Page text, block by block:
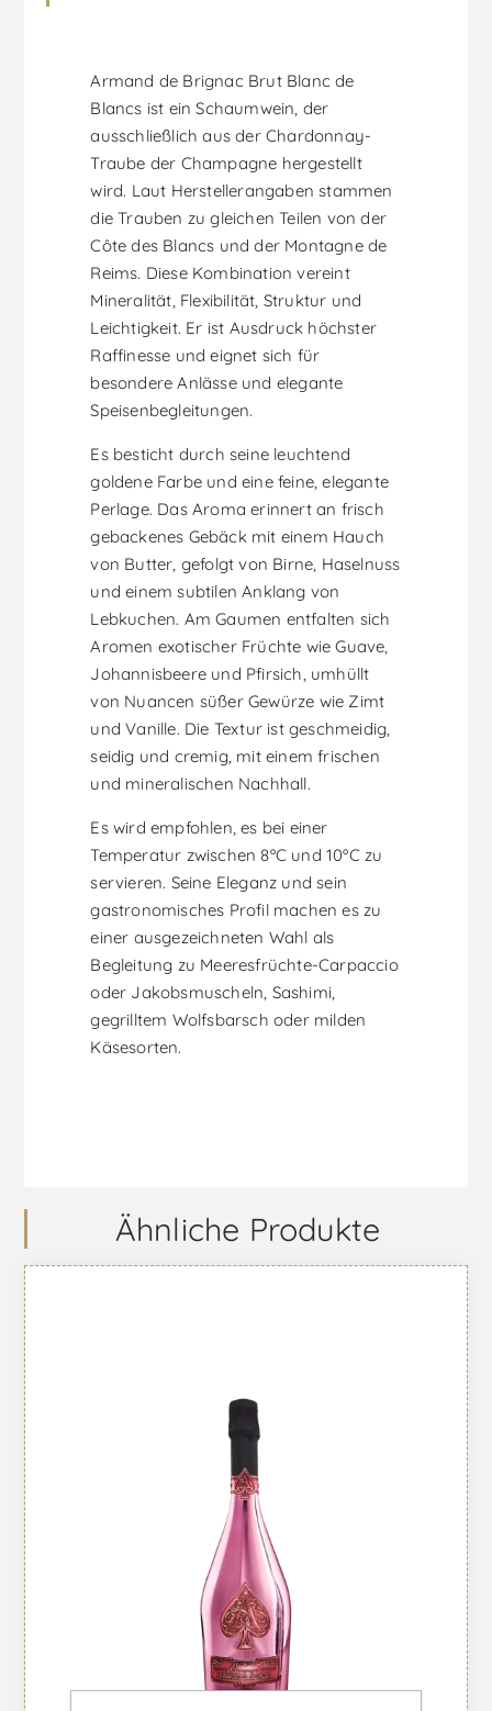
Armand de Brignac Brut Blanc de
Blancs ist ein Schaumwein, der
ausschließlich aus der Chardonnay-
Traube der Champagne hergestellt
wird. Laut Herstellerangaben stammen
die Trauben zu gleichen Teilen von der
Côte des Blancs und der Montagne de
Reims. Diese Kombination vereint
Mineralität, Flexibilität, Struktur und
Leichtigkeit. Er ist Ausdruck höchster
Raffinesse und eignet sich für
besondere Anlässe und elegante
Speisenbegleitungen.
Es besticht durch seine leuchtend
goldene Farbe und eine feine, elegante
Perlage. Das Aroma erinnert an frisch
gebackenes Gebäck mit einem Hauch
von Butter, gefolgt von Birne, Haselnuss
und einem subtilen Anklang von
Lebkuchen. Am Gaumen entfalten sich
Aromen exotischer Früchte wie Guave,
Johannisbeere und Pfirsich, umhüllt
von Nuancen süßer Gewürze wie Zimt
und Vanille. Die Textur ist geschmeidig,
seidig und cremig, mit einem frischen
und mineralischen Nachhall.
Es wird empfohlen, es bei einer
Temperatur zwischen 8ºC und 10ºC zu
servieren. Seine Eleganz und sein
gastronomisches Profil machen es zu
einer ausgezeichneten Wahl als
Begleitung zu Meeresfrüchte-Carpaccio
oder Jakobsmuscheln, Sashimi,
gegrilltem Wolfsbarsch oder milden
Käsesorten.
Ähnliche Produkte